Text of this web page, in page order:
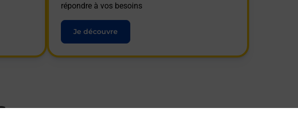
répondre à vos besoins
Je découvre